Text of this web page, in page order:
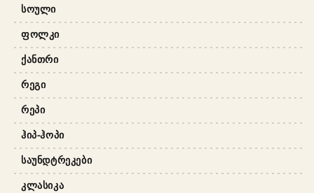
ᲡᲝᲣᲚᲘ
ᲤᲝᲚᲙᲘ
ᲥᲐᲜᲗᲠᲘ
ᲠᲔᲒᲘ
ᲠᲔᲞᲘ
ᲰᲘᲞ-ᲰᲝᲞᲘ
ᲡᲐᲣᲜᲓᲢᲠᲔᲙᲔᲑᲘ
ᲙᲚᲐᲡᲘᲙᲐ